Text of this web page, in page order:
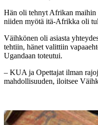
Hän oli tehnyt Afrikan maihin
niiden myötä itä-Afrikka oli
Väihkönen oli asiasta
tehtiin, hänet valittiin
Ugandaan toteutui.
– KUA ja Opettajat ilman
mahdollisuuden, iloitsee